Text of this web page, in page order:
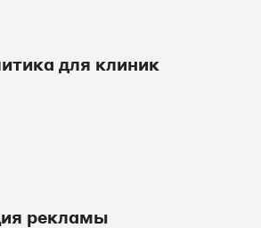
для клиник
рекламы